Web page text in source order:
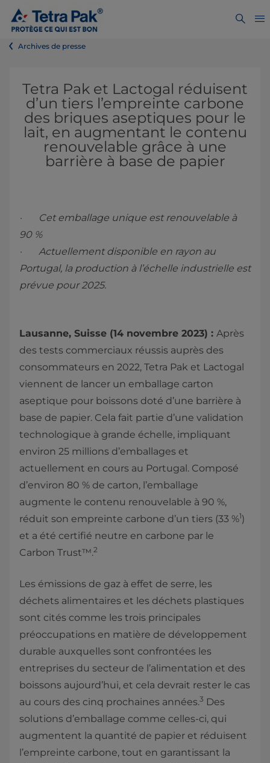
Archives de presse
Tetra Pak et Lactogal réduisent
d’un tiers l’empreinte carbone
des briques aseptiques pour le
lait, en augmentant le contenu
renouvelable grâce à une
barrière à base de papier
· Cet emballage unique est renouvelable à
90 %
· Actuellement disponible en rayon au
Portugal, la production à l’échelle industrielle est
prévue pour 2025.
Lausanne, Suisse (14 novembre 2023) : Après
des tests commerciaux réussis auprès des
consommateurs en 2022, Tetra Pak et Lactogal
viennent de lancer un emballage carton
aseptique pour boissons doté d’une barrière à
base de papier. Cela fait partie d’une validation
technologique à grande échelle, impliquant
environ 25 millions d’emballages et
actuellement en cours au Portugal. Composé
d’environ 80 % de carton, l’emballage
augmente le contenu renouvelable à 90 %,
réduit son empreinte carbone d’un tiers (33 %1)
et a été certifié neutre en carbone par le
Carbon Trust™.2
Les émissions de gaz à effet de serre, les
déchets alimentaires et les déchets plastiques
sont cités comme les trois principales
préoccupations en matière de développement
durable auxquelles sont confrontées les
entreprises du secteur de l’alimentation et des
boissons aujourd’hui, et cela devrait rester le cas
au cours des cinq prochaines années.3 Des
solutions d’emballage comme celles-ci, qui
augmentent la quantité de papier et réduisent
l’empreinte carbone, tout en garantissant la